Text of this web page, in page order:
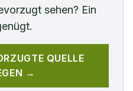
sehen? Ein
QUELLE
→